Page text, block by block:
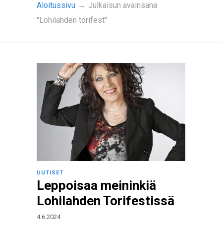
Aloitussivu → Julkaisun avainsana
"Lohilahden torifest"
UUTISET
Leppoisaa meininkiä
Lohilahden Torifestissä
4.6.2024